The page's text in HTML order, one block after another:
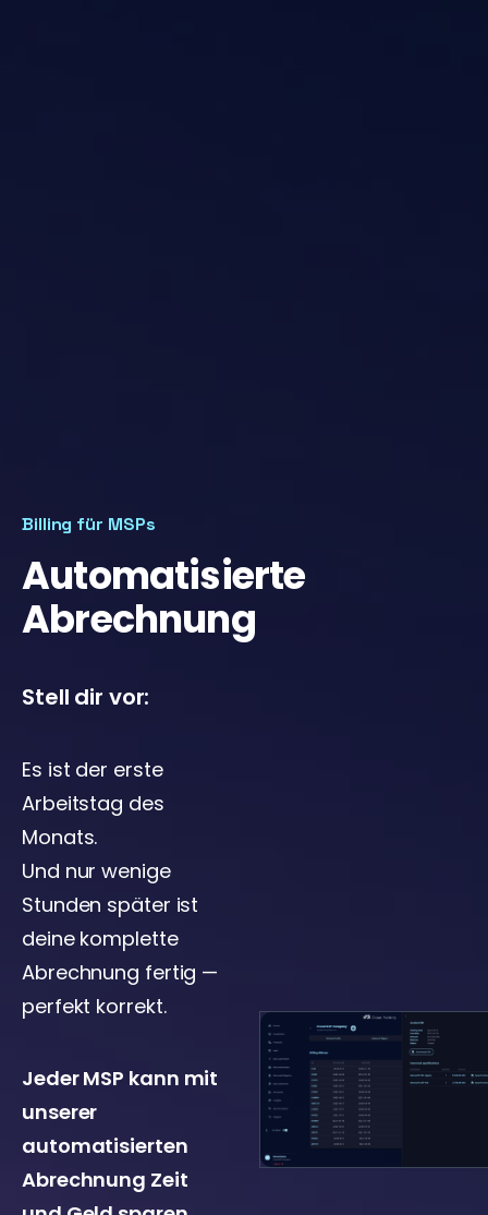
Billing für MSPs
Automatisierte
Abrechnung
Stell dir vor:
Es ist der erste
Arbeitstag des
Monats.
Und nur wenige
Stunden später ist
deine komplette
Abrechnung fertig —
perfekt korrekt.
Jeder MSP kann mit
unserer
automatisierten
Abrechnung Zeit